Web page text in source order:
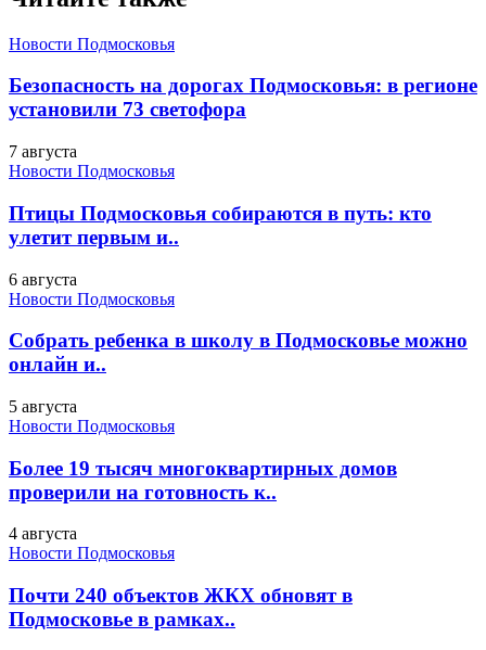
Новости Подмосковья
Безопасность на дорогах Подмосковья: в регионе
установили 73 светофора
7 августа
Новости Подмосковья
Птицы Подмосковья собираются в путь: кто
улетит первым и..
6 августа
Новости Подмосковья
Собрать ребенка в школу в Подмосковье можно
онлайн и..
5 августа
Новости Подмосковья
Более 19 тысяч многоквартирных домов
проверили на готовность к..
4 августа
Новости Подмосковья
Почти 240 объектов ЖКХ обновят в
Подмосковье в рамках..